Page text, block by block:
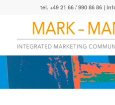
tel. +49 21 66 / 990 86 86 |